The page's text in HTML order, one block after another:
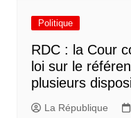
Politique
RDC : la Cour
loi sur le
plusieurs
La République